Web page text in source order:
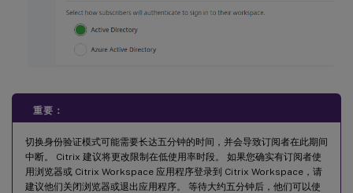
重要：
切换身份验证模式可能需要长达五分钟的时间，并会导致订阅者在此期间
中断。 Citrix 建议将更改限制在低使用率时段。 如果您确实有订阅者使
用浏览器或 Citrix Workspace 应用程序登录到 Citrix Workspace，请
建议他们关闭浏览器或退出应用程序。 等待大约五分钟后，他们可以使